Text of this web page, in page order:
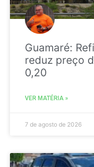
Guamaré:
reduz preço
0,20
VER MATÉRIA »
7 de agosto de 2026